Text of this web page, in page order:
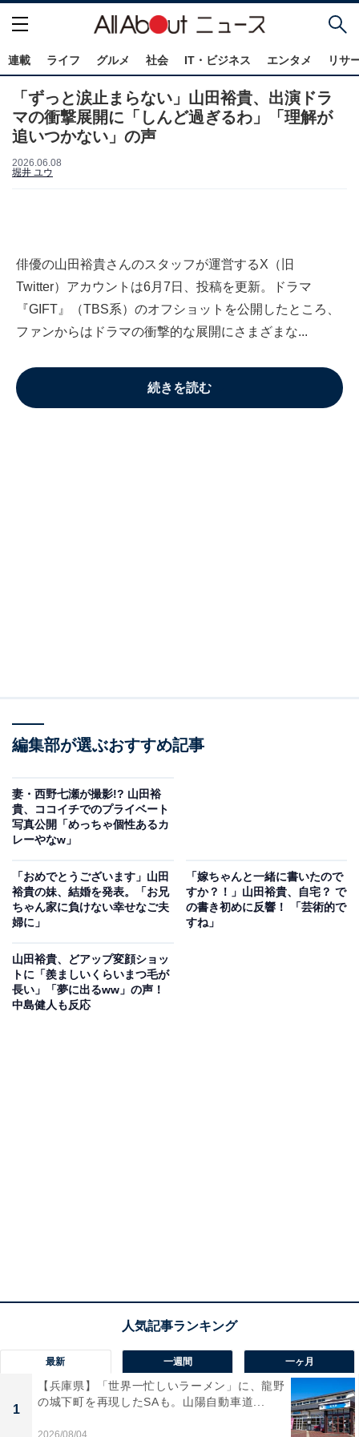
連載 ライフ グルメ 社会 IT・ビジネス エンタメ リサ
「ずっと涙止まらない」山田裕貴、出演ドラ
マの衝撃展開に「しんど過ぎるわ」「理解が
追いつかない」の声
2026.06.08
堀井 ユウ
俳優の山田裕貴さんのスタッフが運営するX（旧
Twitter）アカウントは6月7日、投稿を更新。ドラマ
『GIFT』（TBS系）のオフショットを公開したところ、
ファンからはドラマの衝撃的な展開にさまざまな...
続きを読む
編集部が選ぶおすすめ記事
妻・西野七瀬が撮影!? 山田裕
貴、ココイチでのプライベート
写真公開「めっちゃ個性あるカ
レーやなw」
「おめでとうございます」山田
裕貴の妹、結婚を発表。「お兄
ちゃん家に負けない幸せなご夫
婦に」
「嫁ちゃんと一緒に書いたので
すか？！」山田裕貴、自宅？ で
の書き初めに反響！ 「芸術的で
すね」
山田裕貴、どアップ変顔ショッ
トに「羨ましいくらいまつ毛が
長い」「夢に出るww」の声！
中島健人も反応
最新 一週間 一ヶ月
1
【兵庫県】「世界一忙しいラーメン」に、龍野
の城下町を再現したSAも。山陽自動車道...